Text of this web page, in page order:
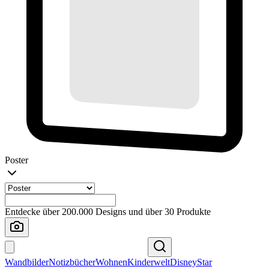
Poster
Entdecke über 200.000 Designs und über 30 Produkte
WandbilderNotizbücherWohnenKinderweltDisneyStar